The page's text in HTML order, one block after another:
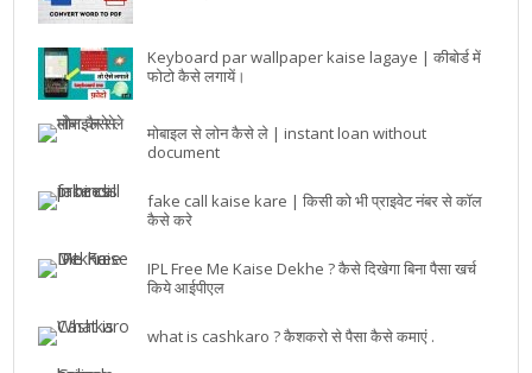
Keyboard par wallpaper kaise lagaye | कीबोर्ड में
फोटो कैसे लगायें।
मोबाइल से लोन कैसे ले | instant loan without
document
fake call kaise kare | किसी को भी प्राइवेट नंबर से कॉल
कैसे करे
IPL Free Me Kaise Dekhe ? कैसे दिखेगा बिना पैसा खर्च
किये आईपीएल
what is cashkaro ? कैशकरो से पैसा कैसे कमाएं .